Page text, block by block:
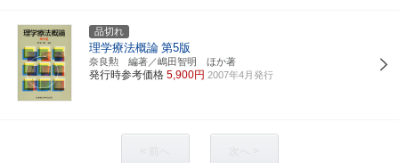
品切れ
理学療法概論 第5版
奈良勲 編著／嶋田智明 ほか著
発行時参考価格 5,900円 2007年4月発行